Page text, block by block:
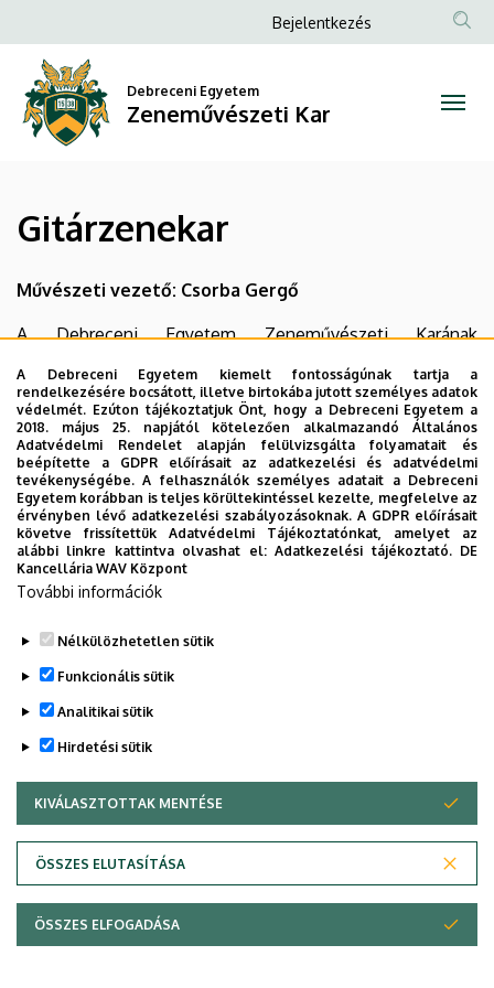
Zeneművészeti
a
tartalomra
Anonim
menüje
Bejelentkezés
Debreceni Egyetem
Zeneművészeti Kar
Gitárzenekar
Művészeti vezető: Csorba Gergő
A Debreceni Egyetem Zeneművészeti Karának
megalakulás és a működés célja az volt, hogy a társas
muzsikálás zenekari formájában is gyakorlatot
szerezhessenek a gitáron tanulmányokat folytató tanulók
és hallgatók. Hangversenyeiken közismert szerzők művei
mellett magyar gitárzenekari kompozíciókat is műsorukra
tűztek. Az együttes bemutatkozott külföldön is, 2006-
ban hangversenykörúton szerepelt Cipruson.
Legutóbbi frissítés: 2023. 03. 05. 21:54
Adatvédelem
Copyright © 2026 Unideb
A Debreceni Egyetem kiemelt fontosságúnak tartja a
rendelkezésére bocsátott, illetve birtokába jutott személyes adatok
védelmét. Ezúton tájékoztatjuk Önt, hogy a Debreceni Egyetem a
2018. május 25. napjától kötelezően alkalmazandó Általános
Adatvédelmi Rendelet alapján felülvizsgálta folyamatait és
beépítette a GDPR előírásait az adatkezelési és adatvédelmi
tevékenységébe. A felhasználók személyes adatait a Debreceni
Egyetem korábban is teljes körültekintéssel kezelte, megfelelve az
érvényben lévő adatkezelési szabályozásoknak. A GDPR előírásait
követve frissítettük Adatvédelmi Tájékoztatónkat, amelyet az
alábbi linkre kattintva olvashat el:Adatkezelési tájékoztató. DE
Kancellária WAV Központ
További információk
Nélkülözhetetlen sütik
Funkcionális sütik
Analitikai sütik
Hirdetési sütik
KIVÁLASZTOTTAK MENTÉSE
ÖSSZES ELUTASÍTÁSA
WITHDRAW CONSENT
ÖSSZES ELFOGADÁSA